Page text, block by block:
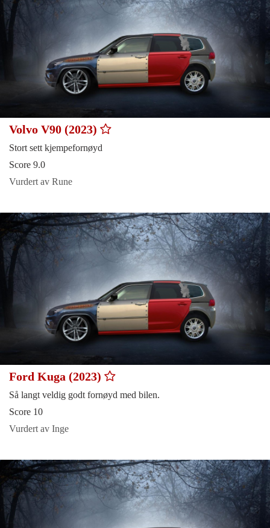
Volvo V90 (2023)
Stort sett kjempefornøyd
Score 9.0
Vurdert av Rune
Ford Kuga (2023)
Så langt veldig godt fornøyd med bilen.
Score 10
Vurdert av Inge